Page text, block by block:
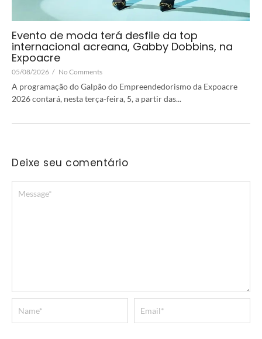
Evento de moda terá desfile da top
internacional acreana, Gabby Dobbins, na
Expoacre
05/08/2026 / No Comments
A programação do Galpão do Empreendedorismo da Expoacre
2026 contará, nesta terça-feira, 5, a partir das...
Deixe seu comentário